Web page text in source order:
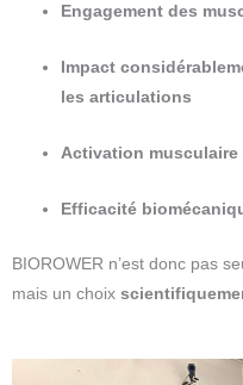
Engagement des
Impact
les articulations
Activation musculaire
Efficacité
BIOROWER n’est donc pas
mais un choix